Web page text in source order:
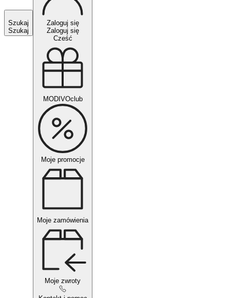
Szukaj
Szukaj
Zaloguj się
Zaloguj się
Cześć
MODIVOclub
Moje promocje
Moje zamówienia
Moje zwroty